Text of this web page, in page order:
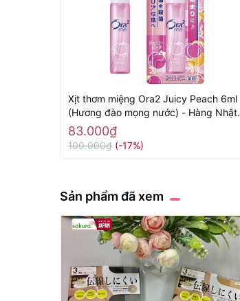
Xịt thơm miệng Ora2 Juicy Peach 6ml
(Hương đào mọng nước) - Hàng Nhật
chính hãng
83.000₫
100.000₫ (-17%)
Sản phẩm đã xem